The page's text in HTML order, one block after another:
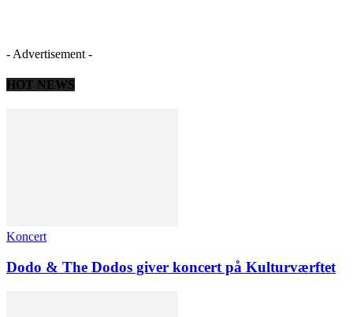
- Advertisement -
HOT NEWS
Koncert
Dodo & The Dodos giver koncert på Kulturværftet